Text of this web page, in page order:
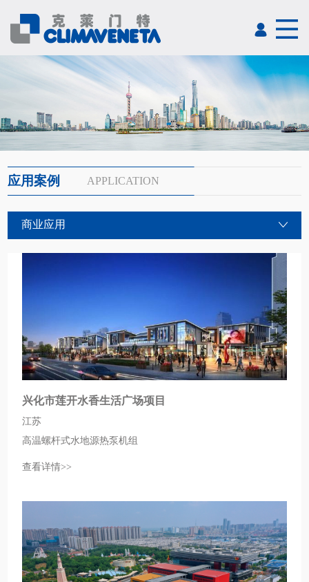
应用案例 APPLICATION
商业应用
兴化市莲开水香生活广场项目
江苏
高温螺杆式水地源热泵机组
查看详情>>